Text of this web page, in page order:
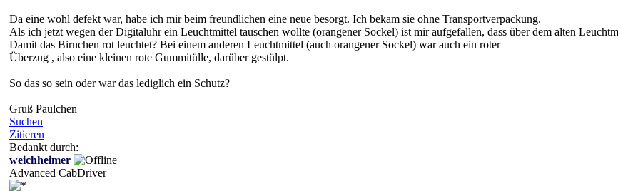
Da eine wohl defekt war, habe ich mir beim freundlichen eine neue besorgt. Ich bekam sie ohne Transportverpackung.
Als ich jetzt wegen der Digitaluhr ein Leuchtmittel tauschen wollte (orangener Sockel) ist mir aufgefallen, dass über dem alten
Damit das Birnchen rot leuchtet? Bei einem anderen Leuchtmittel (auch orangener Sockel) war auch ein roter
Überzug , also eine kleinen rote Gummitülle, darüber gestülpt.
So das so sein oder war das lediglich ein Schutz?
Gruß Paulchen
Suchen
Zitieren
Bedankt durch:
weichheimer
Advanced CabDriver